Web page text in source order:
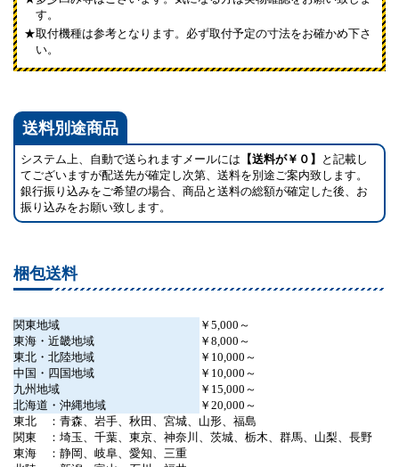
す。
取付機種は参考となります。必ず取付予定の寸法をお確かめ下さ
い。
送料別途商品
システム上、自動で送られますメールには 【送料が￥０】
と記載し
てございますが配送先が確定し次第、送料を別途ご案内致します。
銀行振り込みをご希望の場合、商品と送料の総額が確定した後、お
振り込みをお願い致します。
梱包送料
関東地域
￥5,000～
東海・近畿地域
￥8,000～
東北・北陸地域
￥10,000～
中国・四国地域
￥10,000～
九州地域
￥15,000～
北海道・沖縄地域
￥20,000～
東北 ：青森、岩手、秋田、宮城、山形、福島
関東 ：埼玉、千葉、東京、神奈川、茨城、栃木、群馬、山梨、長野
東海 ：静岡、岐阜、愛知、三重